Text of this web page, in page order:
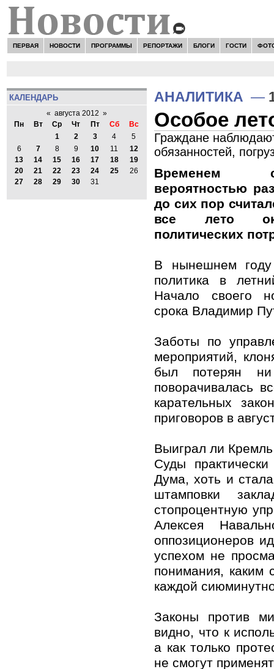
ПЕРВАЯ НОВОСТИ ПРОГРАММЫ РЕПОРТАЖИ БЛОГИ ГОСТИ
КАЛЕНДАРЬ
« августа 2012 »
Пн
Вт Ср Чт Пт Сб
Вс
1
2 3 4
5
6
7 8 9 10 11
12
13
14 15 16 17 18
19
20
21 22 23 24 25
26
27
28 29 30 31
АНАЛИТИКА —
Особое
Граждане
обязанностей,
Временем
вероятностью
до сих пор
все лето
политических
В нынешнем году
политика в
Начало своего
срока Владимир
Заботы по
мероприятий,
был потерян ни
поворачивалась
карательных
приговоров в
Выиграл ли
Суды
Дума, хоть и
штамповки
стопроцентную
Алексея
оппозиционеров
успехом не
понимания, каким
каждой
Законы против
видно, что к
а как только
не смогут